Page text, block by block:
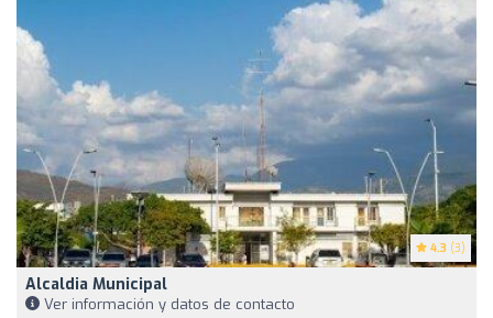
4.3 (3)
Alcaldia Municipal
Ver información y datos de contacto